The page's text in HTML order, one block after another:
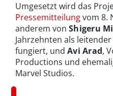
Umgesetzt wird das
Pressemitteilungvom 8.
anderem von Shigeru
Jahrzehnten als
fungiert, und Avi Arad,
Productions und
Marvel Studios.